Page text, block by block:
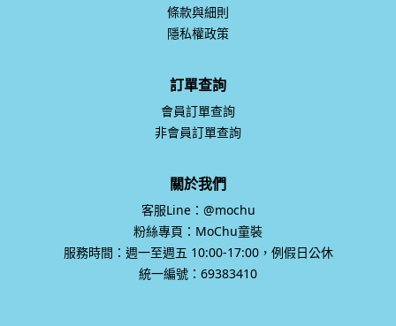
條款與細則
隱私權政策
訂單查詢
會員訂單查詢
非會員訂單查詢
關於我們
客服Line：@mochu
粉絲專頁：MoChu童裝
服務時間：週一至週五 10:00-17:00，例假日公休
統一編號：69383410